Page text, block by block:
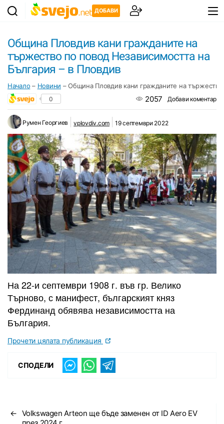
ДОБАВИ
Община Пловдив кани гражданите на
тържество по повод Независимостта на
България – в Пловдив
Начало – Новини –Община Пловдив кани гражданите на
0 2057 Добави коментар
Румен Георгиев vplovdiv.com 19 септември 2022
На 22-и септември 1908 г. във гр. Велико
Търново, с манифест, българският княз
Фердинанд обявява независимостта на
България.
Прочети цялата публикация
СПОДЕЛИ
← Volkswagen Arteon ще бъде заменен от ID Aero EV